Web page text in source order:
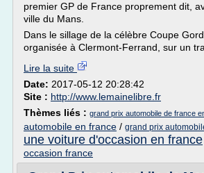
premier GP de France proprement dit,
ville du Mans.
Dans le sillage de la célèbre Coupe
organisée à Clermont-Ferrand, sur un
Lire la suite
Date: 2017-05-12 20:28:42
Site : http://www.lemainelibre.fr
Thèmes liés : grand prix automobile de france
automobile en france / grand prix
une voiture d'occasion en france
occasion france